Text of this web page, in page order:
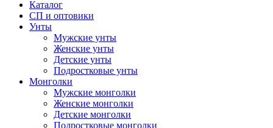
Каталог
СП и оптовики
Унты
Мужские унты
Женские унты
Детские унты
Подростковые унты
Монголки
Мужские монголки
Женские монголки
Детские монголки
Подростковые монголки